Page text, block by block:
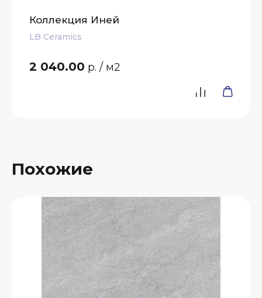
Коллекция Иней
LB Ceramics
2 040.00 р. / м2
Похожие